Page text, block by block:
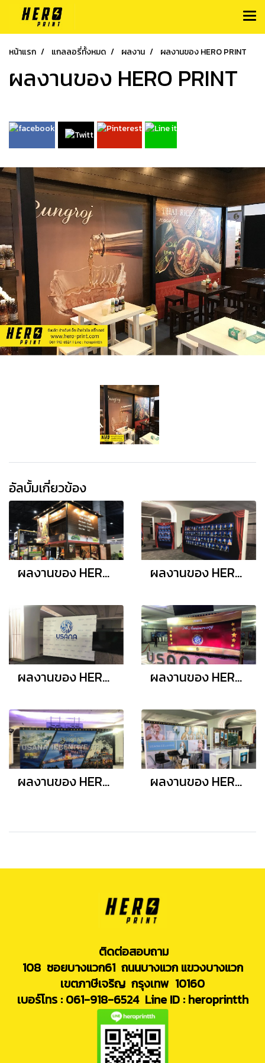
หน้าแรก แกลลอรี่ทั้งหมด ผลงาน ผลงานของ HERO PRINT
ผลงานของ HERO PRINT
อัลบั้มเกี่ยวข้อง
ผลงานของ HERO PRINT ผลงานของ HERO PRINT
ผลงานของ HERO PRINT ผลงานของ HERO PRINT
ผลงานของ HERO PRINT ผลงานของ HERO PRINT
ติดต่อสอบถาม
108 ซอยบางแวก61 ถนนบางแวก แขวงบางแวก
เขตภาษีเจริญ กรุงเทพ 10160
เบอร์โทร : 061-918-6524 Line ID : heroprintth